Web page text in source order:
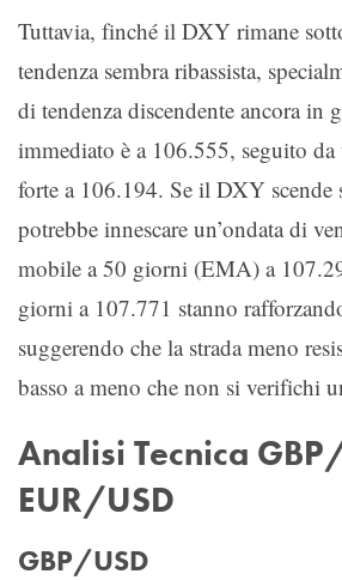
Tuttavia, finché il DXY rimane
tendenza sembra ribassista,
di tendenza discendente ancora in
immediato è a 106.555, seguito
forte a 106.194. Se il DXY
potrebbe innescare un’ondata di
mobile a 50 giorni (EMA) a
giorni a 107.771 stanno
suggerendo che la strada meno
basso a meno che non si verifichi
Analisi Tecnica
EUR/USD
GBP/USD